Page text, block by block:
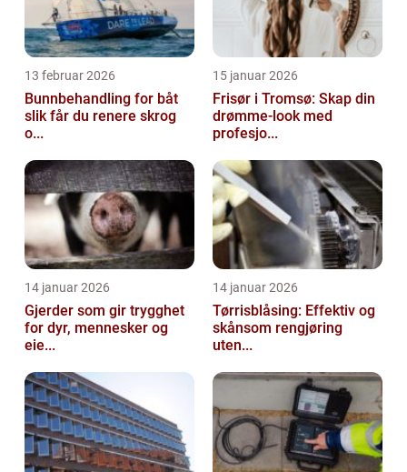
13 februar 2026
Bunnbehandling for båt
slik får du renere skrog
o...
15 januar 2026
Frisør i Tromsø: Skap din
drømme-look med
profesjo...
14 januar 2026
Gjerder som gir trygghet
for dyr, mennesker og
eie...
14 januar 2026
Tørrisblåsing: Effektiv og
skånsom rengjøring
uten...